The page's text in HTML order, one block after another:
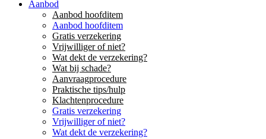
Aanbod
Aanbod hoofditem
Aanbod hoofditem
Gratis verzekering
Vrijwilliger of niet?
Wat dekt de verzekering?
Wat bij schade?
Aanvraagprocedure
Praktische tips/hulp
Klachtenprocedure
Gratis verzekering
Vrijwilliger of niet?
Wat dekt de verzekering?